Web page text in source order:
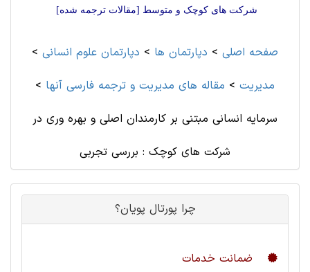
شرکت های کوچک و متوسط [مقالات ترجمه شده]
صفحه اصلی > دپارتمان ها > دپارتمان علوم انسانی >
مديريت > مقاله های مديريت و ترجمه فارسی آنها >
سرمایه انسانی مبتنی بر کارمندان اصلی و بهره وری در
شرکت های کوچک : بررسی تجربی
چرا پورتال پویان؟
ضمانت خدمات